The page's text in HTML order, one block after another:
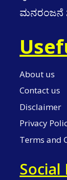
ಮನರಂಜನೆ
About us
Contact us
Disclaimer
Privacy
Terms and
Social